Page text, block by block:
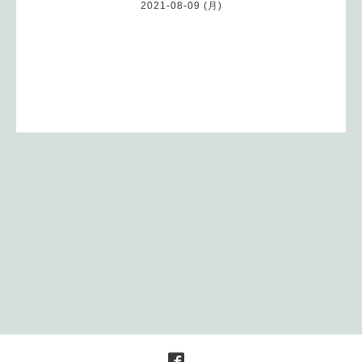
2021-08-09 (月)